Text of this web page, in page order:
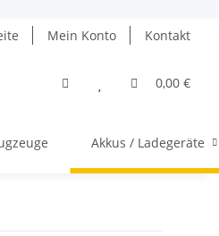
Mein Konto Kontakt
0,00 €
Akkus / Ladegeräte